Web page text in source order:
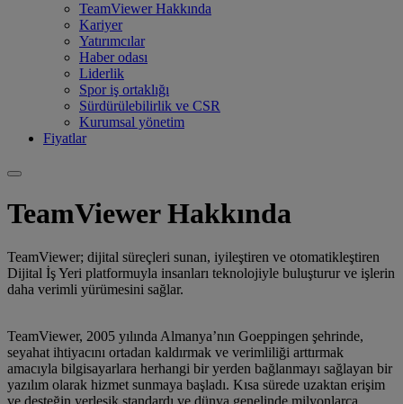
TeamViewer Hakkında
Kariyer
Yatırımcılar
Haber odası
Liderlik
Spor iş ortaklığı
Sürdürülebilirlik ve CSR
Kurumsal yönetim
Fiyatlar
TeamViewer Hakkında
TeamViewer; dijital süreçleri sunan, iyileştiren ve otomatikleştiren
Dijital İş Yeri platformuyla insanları teknolojiyle buluşturur ve işlerin
daha verimli yürümesini sağlar.
TeamViewer, 2005 yılında Almanya’nın Goeppingen şehrinde,
seyahat ihtiyacını ortadan kaldırmak ve verimliliği arttırmak
amacıyla bilgisayarlara herhangi bir yerden bağlanmayı sağlayan bir
yazılım olarak hizmet sunmaya başladı. Kısa sürede uzaktan erişim
ve desteğin yerleşik standardı ve dünya genelinde milyonlarca